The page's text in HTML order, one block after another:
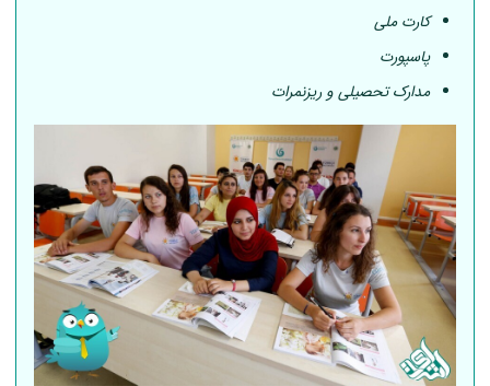
کارت ملی
پاسپورت
مدارک تحصیلی و ریزنمرات